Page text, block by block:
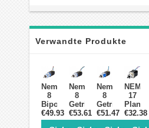
Verwandte Produkte
Nema
8
Bipolarer
Schrittmotor
L=38mm
€49.93
Nema
8
Getriebeschrittmotor
Bipolar
0.38
€53.61
Nema
8
Bipolar
6.0V
€51.47
NEMA
17
5:1
€32.38